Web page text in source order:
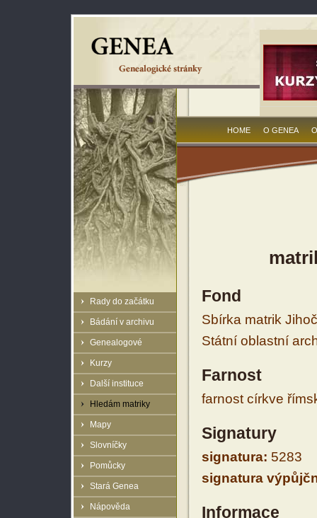
Rady do začátku
Bádání v archivu
Genealogové
Kurzy
Další instituce
Hledám matriky
Mapy
Slovníčky
Pomůcky
Stará Genea
Nápověda
HOME O GENEA
Fond
Sbírka matrik
Státní oblastní
Farnost
farnost církve
Signatury
signatura: 5283
signatura
Informace